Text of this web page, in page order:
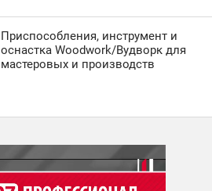
Приспособления, инструмент и
оснастка Woodwork/Вудворк для
мастеровых и производств